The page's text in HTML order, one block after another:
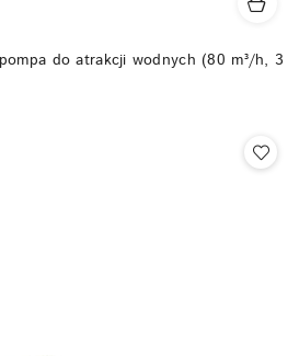
do atrakcji wodnych (80 m³/h, 3